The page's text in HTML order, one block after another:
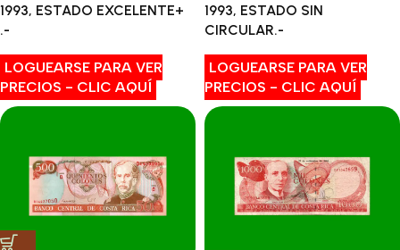
1993, ESTADO EXCELENTE+
.-
LOGUEARSE PARA VER
PRECIOS - CLIC AQUÍ
1993, ESTADO SIN
CIRCULAR.-
LOGUEARSE PARA VER
PRECIOS - CLIC AQUÍ